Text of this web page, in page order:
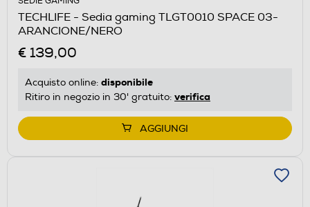
TECHLIFE - Sedia gaming TLGT0010 SPACE 03-
ARANCIONE/NERO
€ 139,00
Acquisto online: disponibile
Ritiro in negozio in 30' gratuito: verifica
AGGIUNGI